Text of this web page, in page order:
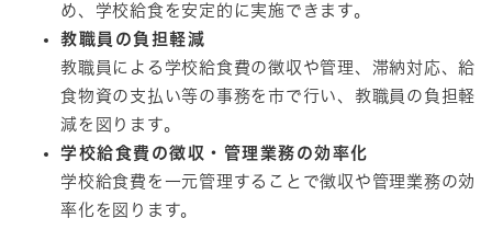
め、学校給食を安定的に実施できます。
教職員の負担軽減
教職員による学校給食費の徴収や管理、滞納対応、給
食物資の支払い等の事務を市で行い、教職員の負担軽
減を図ります。
学校給食費の徴収・管理業務の効率化
学校給食費を一元管理することで徴収や管理業務の効
率化を図ります。